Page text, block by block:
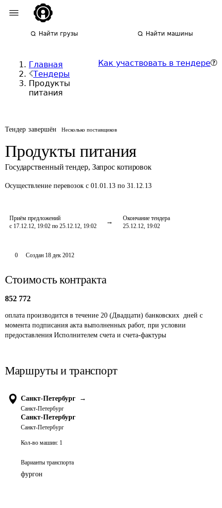
Найти грузы Найти машины
Главная
Тендеры
Продукты
питания
Как участвовать в тендере
Тендер завершён Несколько поставщиков
Продукты питания
Государственный тендер, Запрос котировок
Осуществление перевозок с 01.01.13 по 31.12.13
Приём предложений
с 17.12.12, 19:02 по 25.12.12, 19:02
Окончание тендера
25.12.12, 19:02
0 Создан 18 дек 2012
Стоимость контракта
852 772
оплата производится в течение 20 (Двадцати) банковских  дней с
момента подписания акта выполненных работ, при условии
предоставления Исполнителем счета и счета-фактуры
Маршруты и транспорт
Санкт-Петербург →
Санкт-Петербург
Санкт-Петербург
Санкт-Петербург
Кол-во машин: 1
Варианты транспорта
фургон